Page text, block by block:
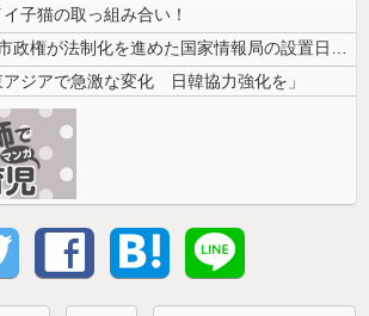
子猫の取っ組み合い！
（ ´_ゝ`）中国「高市政権が法制化を進めた国家情報局の設置日が7月3...
ジアで急激な変化 日韓協力強化を」